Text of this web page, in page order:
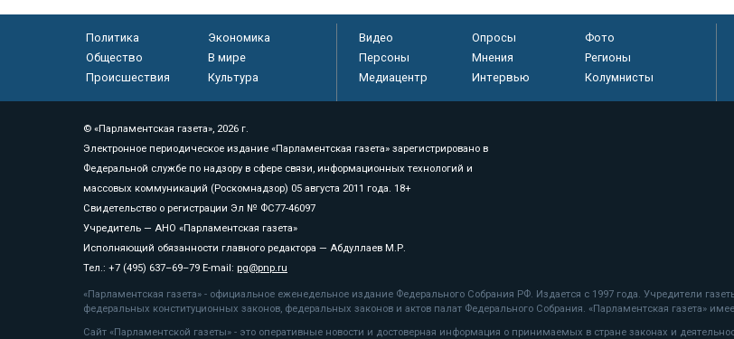
Политика
Экономика
Общество
В мире
Происшествия
Культура
Видео Опросы
Фото
Персоны
Мнения
Регионы
Медиацентр
Интервью Колумнисты
© «Парламентская газета», 2026 г.
Электронное периодическое издание «Парламентская газета» зарегистрировано в
Федеральной службе по надзору в сфере связи, информационных технологий и
массовых коммуникаций (Роскомнадзор) 05 августа 2011 года. 18+
Свидетельство о регистрации Эл № ФС77-46097
Учредитель — АНО «Парламентская газета»
Исполняющий обязанности главного редактора — Абдуллаев М.Р.
Тел.: +7 (495) 637–69–79 E-mail: pg@pnp.ru
«Парламентская газета» - официальное еженедельное издание Федерального Собрания РФ. Издается с 1997 года. Учредители
федеральных конституционных законов, федеральных законов и актов палат Федерального Собрания. «Парламентская газета»
Сайт «Парламентской газеты» - это оперативные новости и достоверная информация о принимаемых в стране законах и